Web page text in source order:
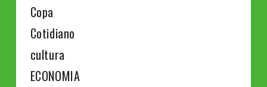
Copa
Cotidiano
cultura
ECONOMIA